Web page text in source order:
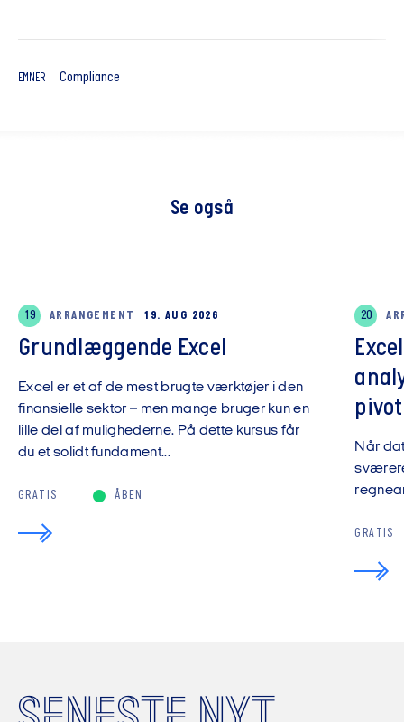
EMNER Compliance
Se også
19 ARRANGEMENT 19. AUG 2026
Grundlæggende Excel
Excel er et af de mest brugte værktøjer i den
finansielle sektor – men mange bruger kun en
lille del af mulighederne. På dette kursus får
du et solidt fundament...
GRATIS ÅBEN
20
Når
GRATIS